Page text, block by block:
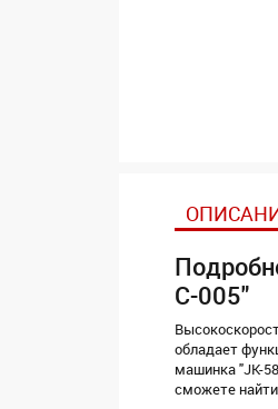
С-005"
обладает
машинка "JK-
сможете